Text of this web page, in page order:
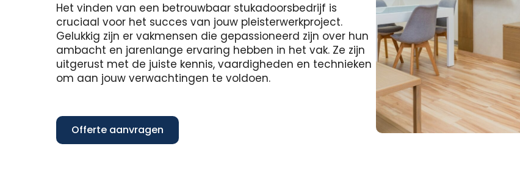
Het vinden van een betrouwbaar stukadoorsbedrijf is
cruciaal voor het succes van jouw pleisterwerkproject.
Gelukkig zijn er vakmensen die gepassioneerd zijn over hun
ambacht en jarenlange ervaring hebben in het vak. Ze zijn
uitgerust met de juiste kennis, vaardigheden en technieken
om aan jouw verwachtingen te voldoen.
Offerte aanvragen